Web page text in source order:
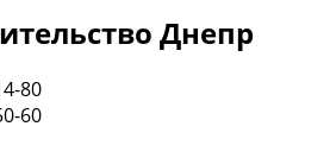
Днепр
80
60